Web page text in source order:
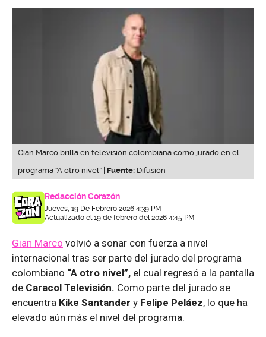
Gian Marco brilla en televisión colombiana como jurado en el
programa “A otro nivel” | Fuente: Difusión
Redacción Corazón
Jueves, 19 De Febrero 2026 4:39 PM
Actualizado el 19 de febrero del 2026 4:45 PM
Gian Marco volvió a sonar con fuerza a nivel
internacional tras ser parte del jurado del programa
colombiano “A otro nivel”, el cual regresó a la pantalla
de Caracol Televisión. Como parte del jurado se
encuentra Kike Santander y Felipe Peláez, lo que ha
elevado aún más el nivel del programa.